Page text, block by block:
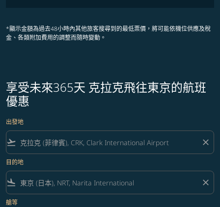
*顯示金額為過去48小時內其他旅客搜尋到的最低票價，將可能依機位供應及稅
金、各類附加費用的調整而隨時變動。
享受未來365天 克拉克飛往東京的航班
優惠
出發地
flight_takeoff close
目的地
flight_land close
艙等